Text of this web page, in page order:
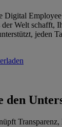
Digital
der Welt schafft,
jeden
den
Transparenz,